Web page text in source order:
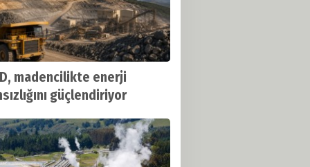
madencilikte enerji
güçlendiriyor